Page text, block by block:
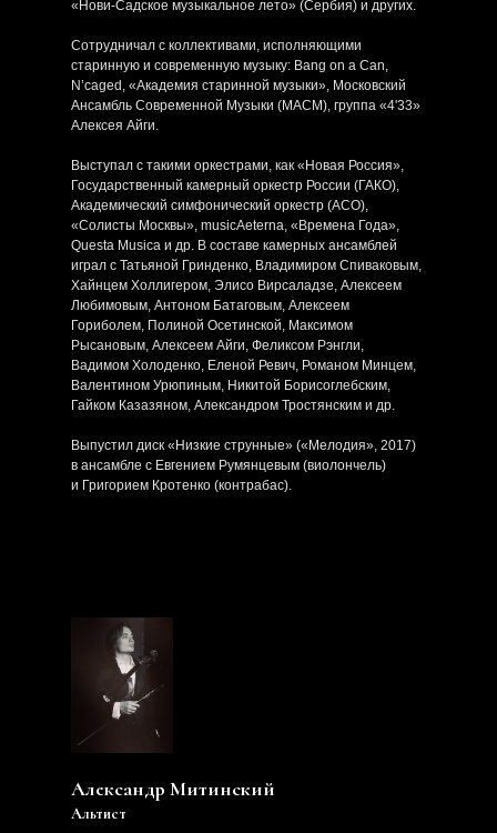
«Нови-Садское музыкальное лето» (Сербия) и других.
Сотрудничал с коллективами, исполняющими
старинную и современную музыку: Bang on a Can,
N’caged, «Академия старинной музыки», Московский
Ансамбль Современной Музыки (МАСМ), группа «4'33»
Алексея Айги.
Выступал с такими оркестрами, как «Новая Россия»,
Государственный камерный оркестр России (ГАКО),
Академический симфонический оркестр (АСО),
«Солисты Москвы», musicAeterna, «Времена Года»,
Questa Musica и др. В составе камерных ансамблей
играл с Татьяной Гринденко, Владимиром Спиваковым,
Хайнцем Холлигером, Элисо Вирсаладзе, Алексеем
Любимовым, Антоном Батаговым, Алексеем
Гориболем, Полиной Осетинской, Максимом
Рысановым, Алексеем Айги, Феликсом Рэнгли,
Вадимом Холоденко, Еленой Ревич, Романом Минцем,
Валентином Урюпиным, Никитой Борисоглебским,
Гайком Казазяном, Александром Тростянским и др.
Выпустил диск «Низкие струнные» («Мелодия», 2017)
в ансамбле с Евгением Румянцевым (виолончель)
и Григорием Кротенко (контрабас).
Александр Митинский
Альтист